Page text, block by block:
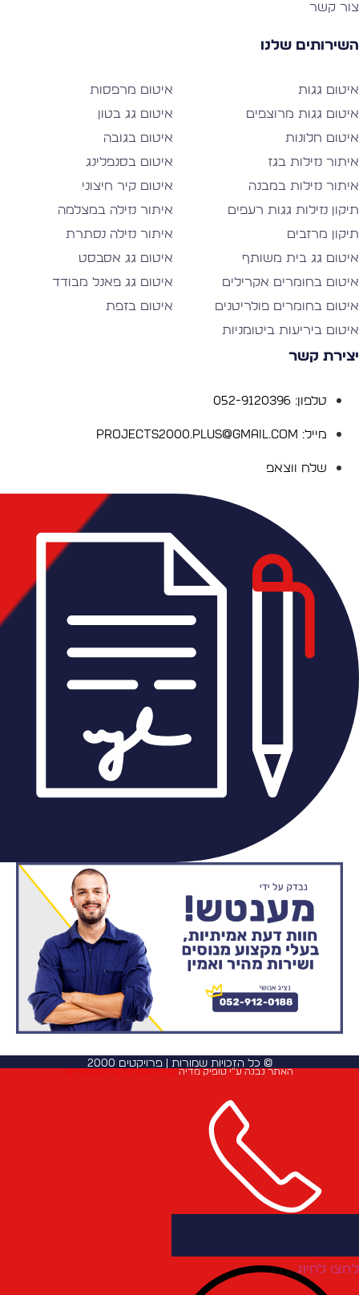
קשר
שלנו
גגות
גגות מרוצפים
חלונות
נזילות בגז
נזילות במבנה
נזילות גגות רעפים
מרזבים
גג בית משותף
בחומרים אקרילים
בחומרים פולריטנים
ביריעות ביטומניות
איטום מרפסות
איטום גג בטון
איטום בגובה
איטום בסנפלינג
איטום קיר חיצוני
איתור נזילה במצלמה
איתור נזילה נסתרת
איטום גג אסבסט
איטום גג פאנל מבודד
איטום בזפת
קשר
טלפון: 052-9120396
מייל: Projects2000.plus@gmail.com
שלח ווצאפ
© כל הזכויות שמורות | פרויקטים 2000
האתר נבנה ע”י טופיק מדיהבניית אתרים קידום אתרים
לחיוג